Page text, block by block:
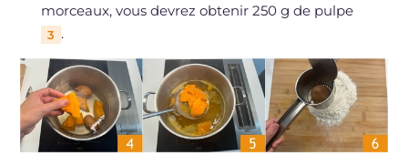
morceaux, vous devrez obtenir 250 g de pulpe
3 .